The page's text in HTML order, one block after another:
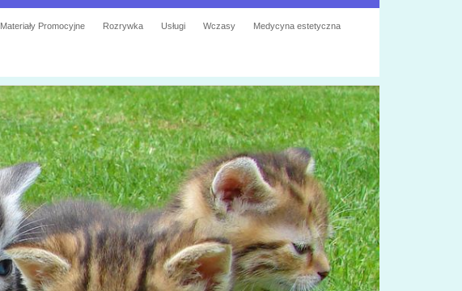
Materiały Promocyjne Rozrywka Usługi Wczasy Medycyna estetyczna